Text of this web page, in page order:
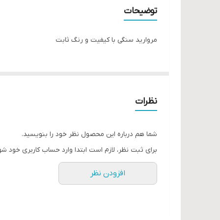
توضیحات
مروارید سنگی با‌ کیفیت و رنگ ثابت
نظرات
شما هم درباره این محصول نظر خود را بنویسید.
برای ثبت نظر، لازم است ابتدا وارد حساب کاربری خود
افزودن نظر